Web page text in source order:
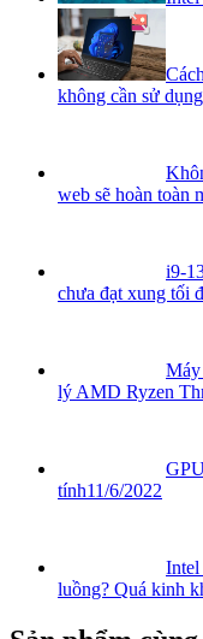
không cần sử
web sẽ hoàn toàn
i9-
chưa đạt xung tối
Máy
lý AMD Ryzen
tính11/6/2022
Intel
luồng? Quá kinh